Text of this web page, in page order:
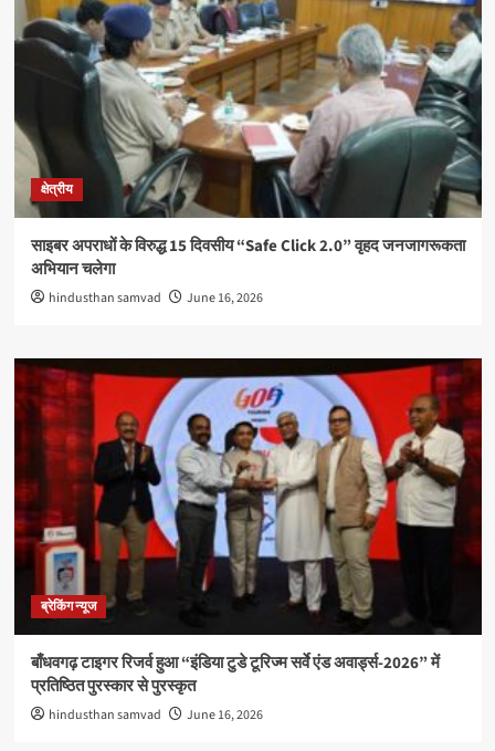
क्षेत्रीय
साइबर अपराधों के विरुद्ध 15 दिवसीय “Safe Click 2.0” वृहद जनजागरूकता
अभियान चलेगा
hindusthan samvad June 16, 2026
ब्रेकिंग न्यूज
बाँधवगढ़ टाइगर रिजर्व हुआ “इंडिया टुडे टूरिज्म सर्वे एंड अवार्ड्स-2026” में
प्रतिष्ठित पुरस्कार से पुरस्कृत
hindusthan samvad June 16, 2026